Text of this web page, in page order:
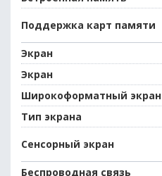
Поддержка карт памяти
Экран
Экран
Широкоформатный экран
Тип экрана
Сенсорный экран
Беспроводная связь